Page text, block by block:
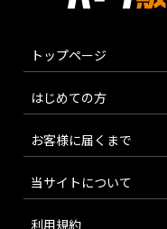
トップページ
はじめての方
お客様に届くまで
当サイトについて
利用規約